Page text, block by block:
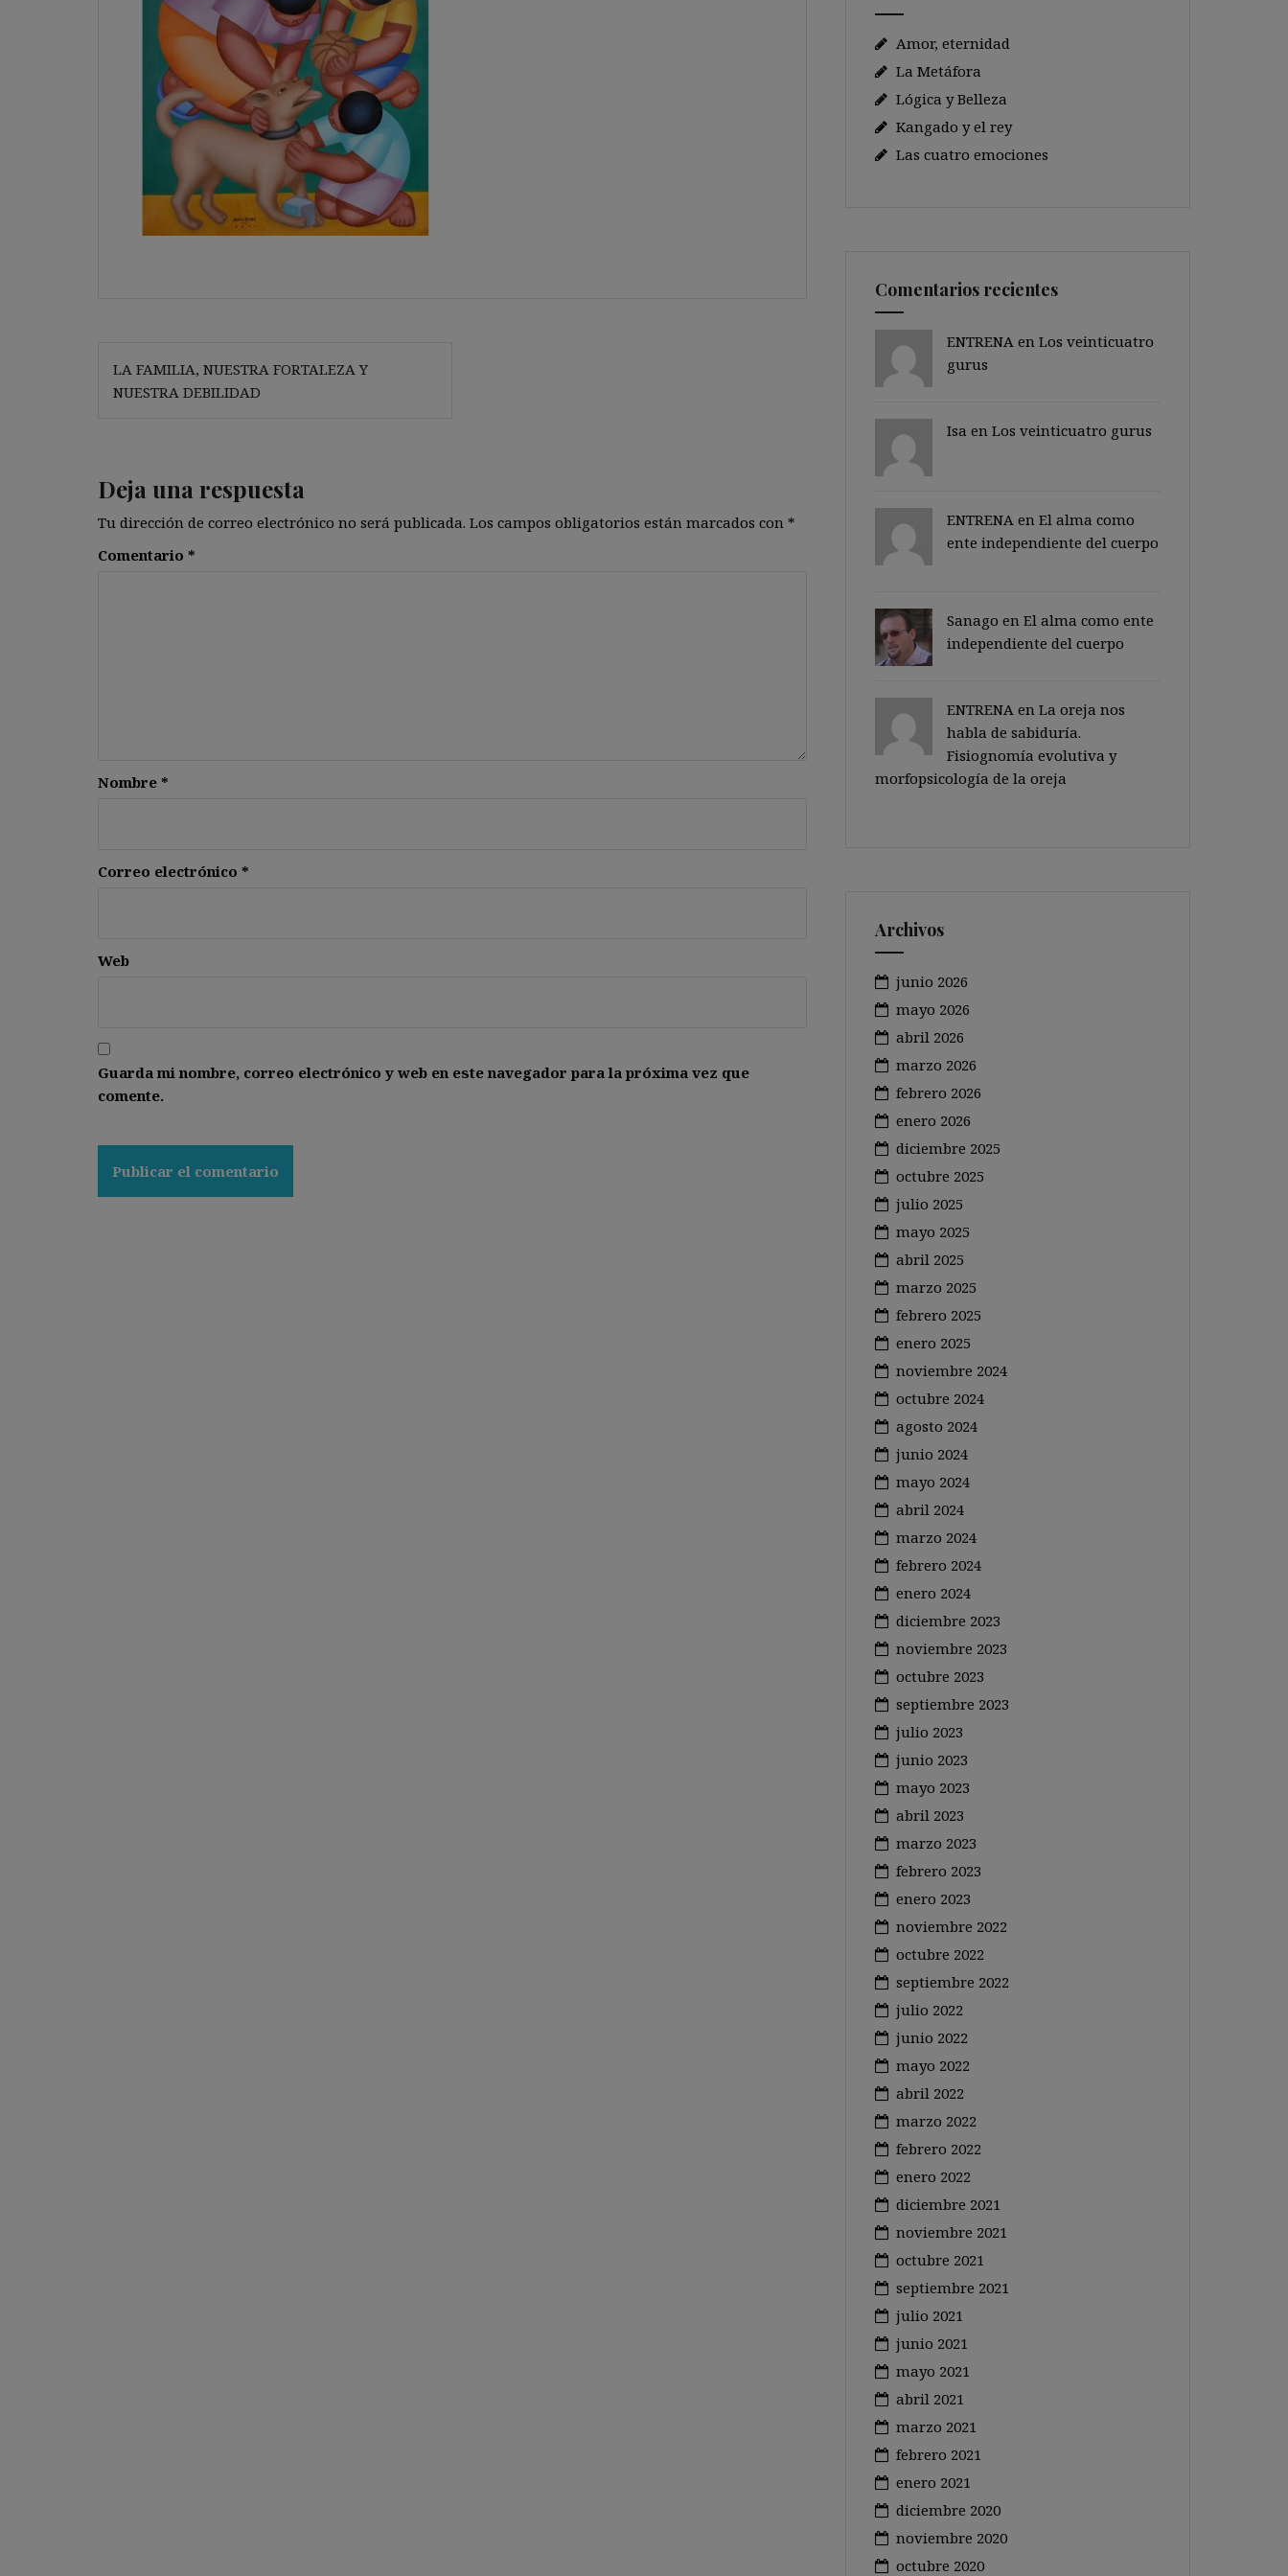
Navegación
de
LA FAMILIA, NUESTRA FORTALEZA Y
NUESTRA DEBILIDAD
Deja una respuesta
Tu dirección de correo electrónico no será publicada. Los campos obligatorios están marcados con *
Comentario *
Nombre *
Correo electrónico *
Web
Guarda mi nombre, correo electrónico y web en este navegador para la próxima vez que
comente.
Amor, eternidad
La Metáfora
Lógica y Belleza
Kangado y el rey
Las cuatro emociones
Comentarios recientes
ENTRENA en Los veinticuatro
gurus
Isa en Los veinticuatro gurus
ENTRENA en El alma como
ente independiente del cuerpo
Sanago en El alma como ente
independiente del cuerpo
ENTRENA en La oreja nos
habla de sabiduría.
Fisiognomía evolutiva y
morfopsicología de la oreja
Archivos
junio 2026
mayo 2026
abril 2026
marzo 2026
febrero 2026
enero 2026
diciembre 2025
octubre 2025
julio 2025
mayo 2025
abril 2025
marzo 2025
febrero 2025
enero 2025
noviembre 2024
octubre 2024
agosto 2024
junio 2024
mayo 2024
abril 2024
marzo 2024
febrero 2024
enero 2024
diciembre 2023
noviembre 2023
octubre 2023
septiembre 2023
julio 2023
junio 2023
mayo 2023
abril 2023
marzo 2023
febrero 2023
enero 2023
noviembre 2022
octubre 2022
septiembre 2022
julio 2022
junio 2022
mayo 2022
abril 2022
marzo 2022
febrero 2022
enero 2022
diciembre 2021
noviembre 2021
octubre 2021
septiembre 2021
julio 2021
junio 2021
mayo 2021
abril 2021
marzo 2021
febrero 2021
enero 2021
diciembre 2020
noviembre 2020
octubre 2020